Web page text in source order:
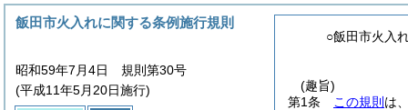
○飯田市火入
(趣旨)
第1条
この規則 は
飯田市火入れに関する条例施行規則
昭和59年7月4日 規則第30号
(平成11年5月20日施行)